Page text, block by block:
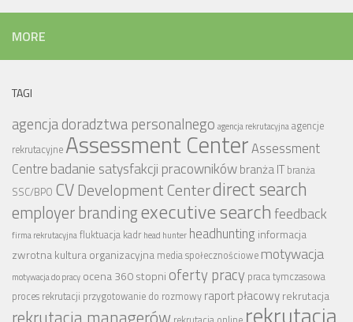
MORE
TAGI
agencja doradztwa personalnego agencja rekrutacyjnaagencje
rekrutacyjne Assessment CenterAssessment
Centre badanie satysfakcji pracownikówbranża IT branża
SSC/BPO CV Development Centerdirect search
employer brandingexecutive searchfeedback
firma rekrutacyjnafluktuacja kadr head hunter headhunting informacja
zwrotnakultura organizacyjna media społecznościowe motywacja
motywacja do pracy ocena 360 stopni oferty pracy praca tymczasowa
proces rekrutacji przygotowanie do rozmowy raport płacowyrekrutacja
rekrutacja managerów rekrutacja